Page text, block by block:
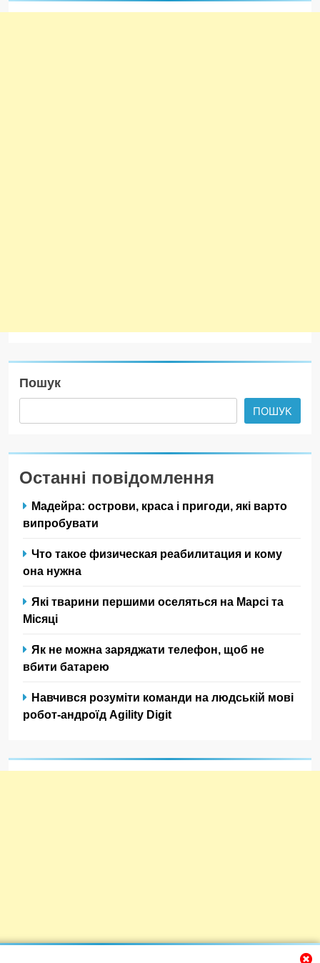
Пошук
ПОШУК
Останні повідомлення
Мадейра: острови, краса і пригоди, які варто
випробувати
Что такое физическая реабилитация и кому
она нужна
Які тварини першими оселяться на Марсі та
Місяці
Як не можна заряджати телефон, щоб не
вбити батарею
Навчився розуміти команди на людській мові
робот-андроїд Agility Digit